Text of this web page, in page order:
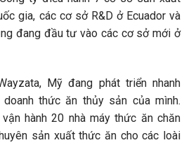
gia, các cơ sở R&D ở Ecuador và
đang đầu tư vào các cơ sở mới ở
Mỹ đang phát triển nhanh
thức ăn thủy sản của mình.
hành 20 nhà máy thức ăn chăn
sản xuất thức ăn cho các loài